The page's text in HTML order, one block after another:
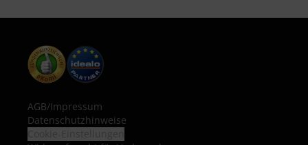
AGB/Impressum
Datenschutzhinweise